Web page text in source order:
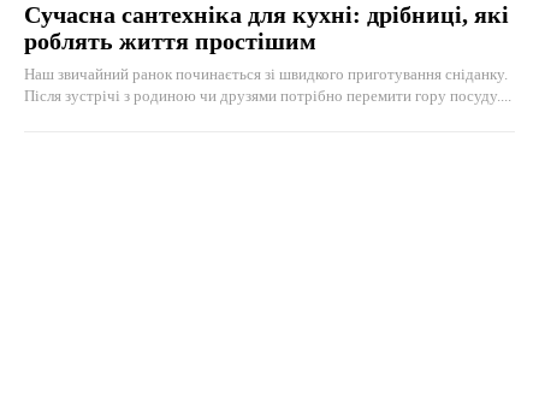
Сучасна сантехніка для кухні: дрібниці, які
роблять життя простішим
Наш звичайний ранок починається зі швидкого приготування сніданку.
Після зустрічі з родиною чи друзями потрібно перемити гору посуду....